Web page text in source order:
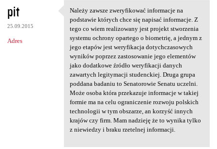
e
pit
25.09.2015
Adres
Należy zawsze zweryfikować
Należy zawsze zweryfikować informacje na
podstawie których chce się napisać informacje. Z
tego co wiem realizowany jest projekt stworzenia
systemu ochrony opartego o biometrię, a jednym z
jego etapów jest weryfikacja dotychczasowych
wyników poprzez zastosowanie jego elementów
jako dodatkowe źródło weryfikacji danych
zawartych legitymacji studenckiej. Druga grupa
poddana badaniu to Senatorowie Senatu uczelni.
Może osoba która przekazuje informacje w takiej
formie ma na celu ograniczenie rozwoju polskich
technologii w tym obszarze, an korzyść innych
krajów czy firm. Mam nadzieję że to wynika tylko
z niewiedzy i braku rzetelnej informacji.